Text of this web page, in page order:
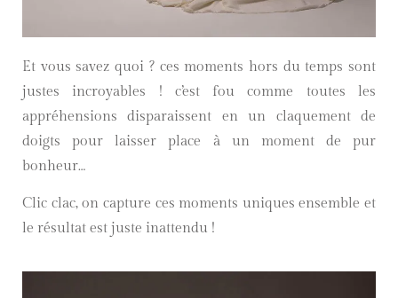
Et vous savez quoi ? ces moments hors du temps sont
justes incroyables ! c’est fou comme toutes les
appréhensions disparaissent en un claquement de
doigts pour laisser place à un moment de pur
bonheur…
Clic clac, on capture ces moments uniques ensemble et
le résultat est juste inattendu !